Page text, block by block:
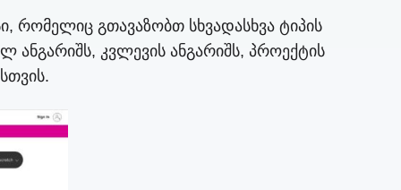
რომელიც გთავაზობთ სხვადასხვა ტიპის
ანგარიშს, კვლევის ანგარიშს, პროექტის